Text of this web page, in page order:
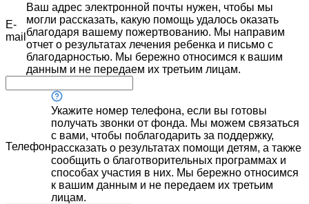
E-
mail
Ваш адрес электронной почты нужен, чтобы мы
могли рассказать, какую помощь удалось оказать
благодаря вашему пожертвованию. Мы направим
отчет о результатах лечения ребенка и письмо с
благодарностью. Мы бережно относимся к вашим
данным и не передаем их третьим лицам.
Телефон
Укажите номер телефона, если вы готовы
получать звонки от фонда. Мы можем связаться
с вами, чтобы поблагодарить за поддержку,
рассказать о результатах помощи детям, а также
сообщить о благотворительных программах и
способах участия в них. Мы бережно относимся
к вашим данным и не передаем их третьим
лицам.